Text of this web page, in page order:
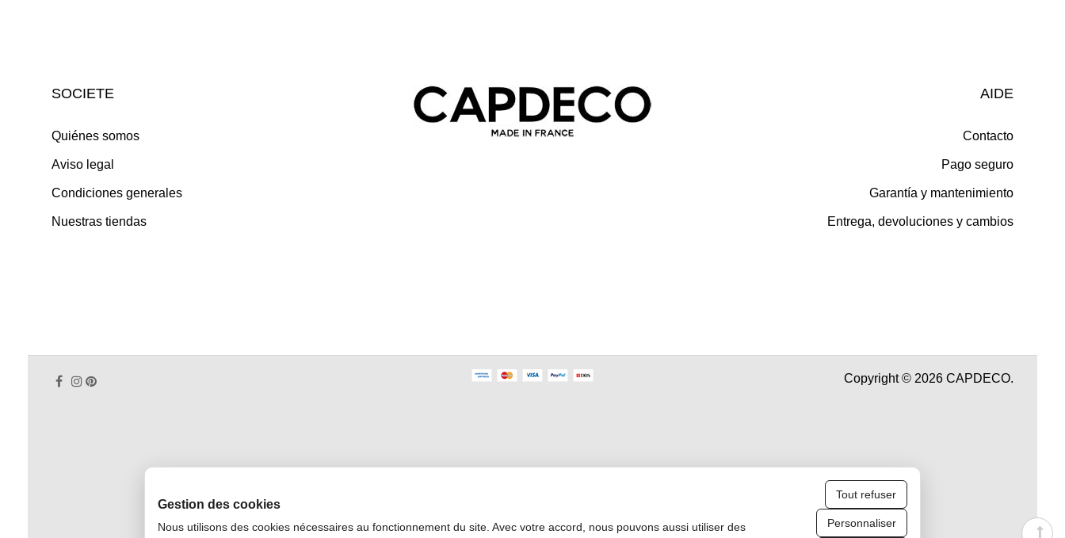
SOCIETE
Quiénes somos
Aviso legal
Condiciones generales
Nuestras tiendas
AIDE
Contacto
Pago seguro
Garantía y mantenimiento
Entrega, devoluciones y cambios
Copyright © 2026 CAPDECO.
Gestion des cookies
Nous utilisons des cookies nécessaires au fonctionnement du site. Avec votre accord, nous pouvons aussi utiliser des
Tout refuser
Personnaliser